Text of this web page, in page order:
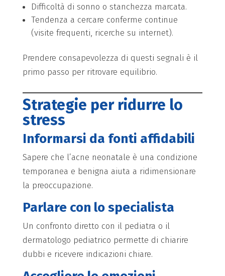
Difficoltà di sonno o stanchezza marcata.
Tendenza a cercare conferme continue
(visite frequenti, ricerche su internet).
Prendere consapevolezza di questi segnali è il
primo passo per ritrovare equilibrio.
Strategie per ridurre lo
stress
Informarsi da fonti affidabili
Sapere che l’acne neonatale è una condizione
temporanea e benigna aiuta a ridimensionare
la preoccupazione.
Parlare con lo specialista
Un confronto diretto con il pediatra o il
dermatologo pediatrico permette di chiarire
dubbi e ricevere indicazioni chiare.